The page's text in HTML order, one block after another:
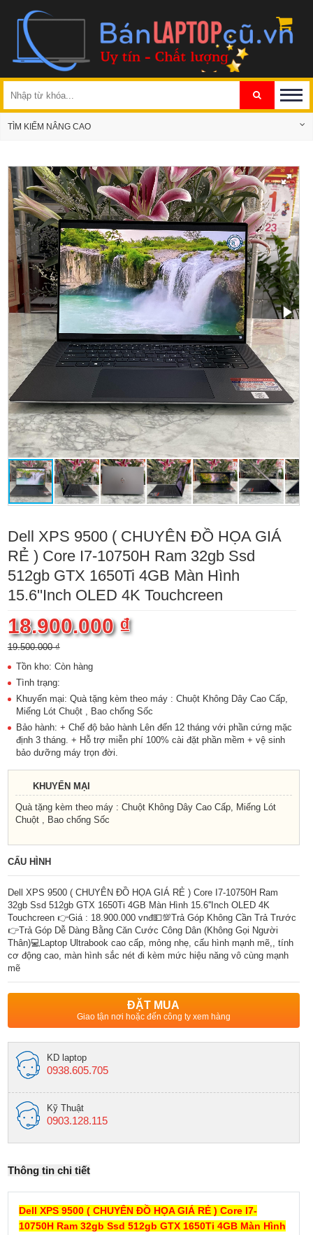
TÌM KIẾM NÂNG CAO
Dell XPS 9500 ( CHUYÊN ĐỒ HỌA GIÁ
RẺ ) Core I7-10750H Ram 32gb Ssd
512gb GTX 1650Ti 4GB Màn Hình
15.6''Inch OLED 4K Touchcreen
18.900.000 ₫
19.500.000 ₫
Tồn kho: Còn hàng
Tình trạng:
Khuyến mại: Quà tặng kèm theo máy : Chuột Không Dây Cao Cấp,
Miếng Lót Chuột , Bao chống Sốc
Bảo hành: + Chế độ bảo hành Lên đến 12 tháng với phần cứng mặc
định 3 tháng. + Hỗ trợ miễn phí 100% cài đặt phần mềm + vệ sinh
bảo dưỡng máy trọn đời.
KHUYẾN MẠI
Quà tặng kèm theo máy : Chuột Không Dây Cao Cấp, Miếng Lót
Chuột , Bao chống Sốc
CẤU HÌNH
Dell XPS 9500 ( CHUYÊN ĐỒ HỌA GIÁ RẺ ) Core I7-10750H Ram
32gb Ssd 512gb GTX 1650Ti 4GB Màn Hình 15.6''Inch OLED 4K
Touchcreen 👉Giá : 18.900.000 vnđ💵💯Trả Góp Không Cần Trả Trước
👉Trả Góp Dễ Dàng Bằng Căn Cước Công Dân (Không Gọi Người
Thân)💻Laptop Ultrabook cao cấp, mỏng nhẹ, cấu hình mạnh mẽ,, tính
cơ động cao, màn hình sắc nét đi kèm mức hiệu năng vô cùng mạnh
mẽ
ĐẶT MUA
Giao tận nơi hoặc đến công ty xem hàng
KD laptop
0938.605.705
Kỹ Thuật
0903.128.115
Thông tin chi tiết
Dell XPS 9500 ( CHUYÊN ĐỒ HỌA GIÁ RẺ ) Core I7-
10750H Ram 32gb Ssd 512gb GTX 1650Ti 4GB Màn Hình